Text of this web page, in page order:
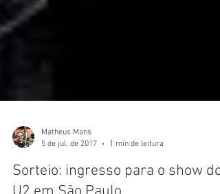
Matheus Mans
5 de jul. de 2017
1 min de leitura